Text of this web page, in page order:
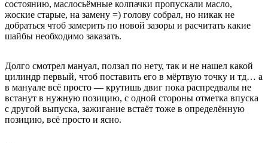
состоянию, маслосьёмные колпачки пропускали масло,
жоские старые, на замену =) голову собрал, но никак не
добраться чтоб замерить по новой зазоры и расчитать какие
шайбы необходимо заказать.
Долго смотрел мануал, ползал по нету, так и не нашел какой
цилиндр первый, чтоб поставить его в мёртвую точку и тд… а
в мануале всё просто — крутишь двиг пока распредвалы не
встанут в нужную позицию, с одной стороны отметка впуска
с другой выпуска, зажигание встаёт тоже в определённую
позицию, всё просто и ясно.